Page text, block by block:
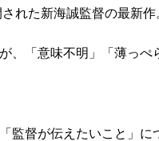
れた新海誠監督の最新作
、「意味不明」「薄っぺ
監督が伝えたいこと」に